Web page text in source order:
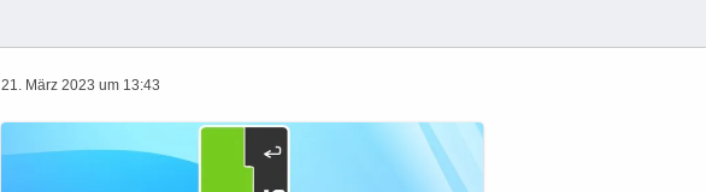
21. März 2023 um 13:43